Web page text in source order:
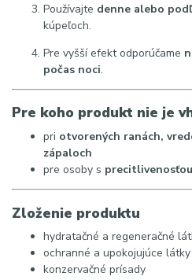
Používajte denne alebo
kúpeľoch.
Pre vyšší efekt odporúčame
počas noci.
Pre koho produkt nie je
pri otvorených ranách,
zápaloch
pre osoby s
Zloženie produktu
hydratačné a regeneračné
ochranné a upokojujúce
konzervačné prísady